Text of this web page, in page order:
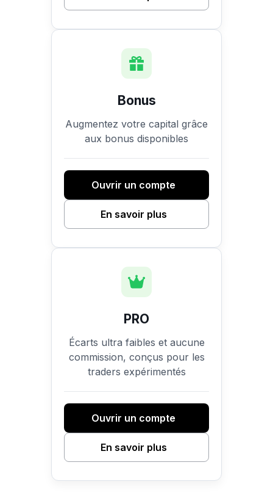
Bonus
Augmentez votre capital grâce
aux bonus disponibles
Ouvrir un compte
En savoir plus
PRO
Écarts ultra faibles et aucune
commission, conçus pour les
traders expérimentés
Ouvrir un compte
En savoir plus